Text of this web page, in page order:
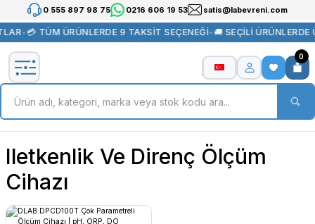
0 555 897 98 75 0216 606 19 53 satis@labevreni.com
•💳 TÜM ÜRÜNLERDE 9 TAKSİT SEÇENEĞİ•🚚 SEÇİLİ ÜRÜNLERDE
0
Iletkenlik Ve Direnç Ölçüm
Cihazı